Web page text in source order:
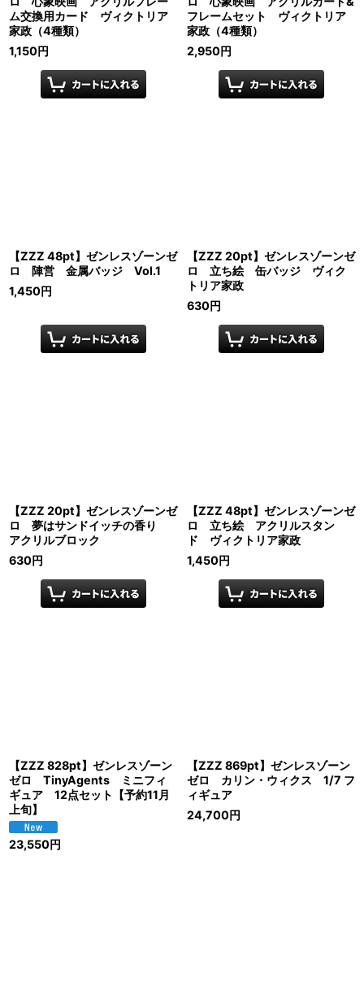
ム交換用カード ヴィクトリア
家政（4種類）
1,150円
フレームセット ヴィクトリア
家政（4種類）
2,950円
【ZZZ 48pt】ゼンレスゾーンゼ
ロ 陣営 金属バッジ Vol.1
1,450円
【ZZZ 20pt】ゼンレスゾーンゼ
ロ 立ち絵 缶バッジ ヴィク
トリア家政
630円
【ZZZ 20pt】ゼンレスゾーンゼ
ロ 夢はサンドイッチの香り
アクリルブロック
630円
【ZZZ 48pt】ゼンレスゾーンゼ
ロ 立ち絵 アクリルスタン
ド ヴィクトリア家政
1,450円
【ZZZ 828pt】ゼンレスゾーン
ゼロ TinyAgents ミニフィ
ギュア 12点セット【予約11月
上旬】
23,550円
【ZZZ 869pt】ゼンレスゾーン
ゼロ カリン・ウィクス 1/7 フ
ィギュア
24,700円